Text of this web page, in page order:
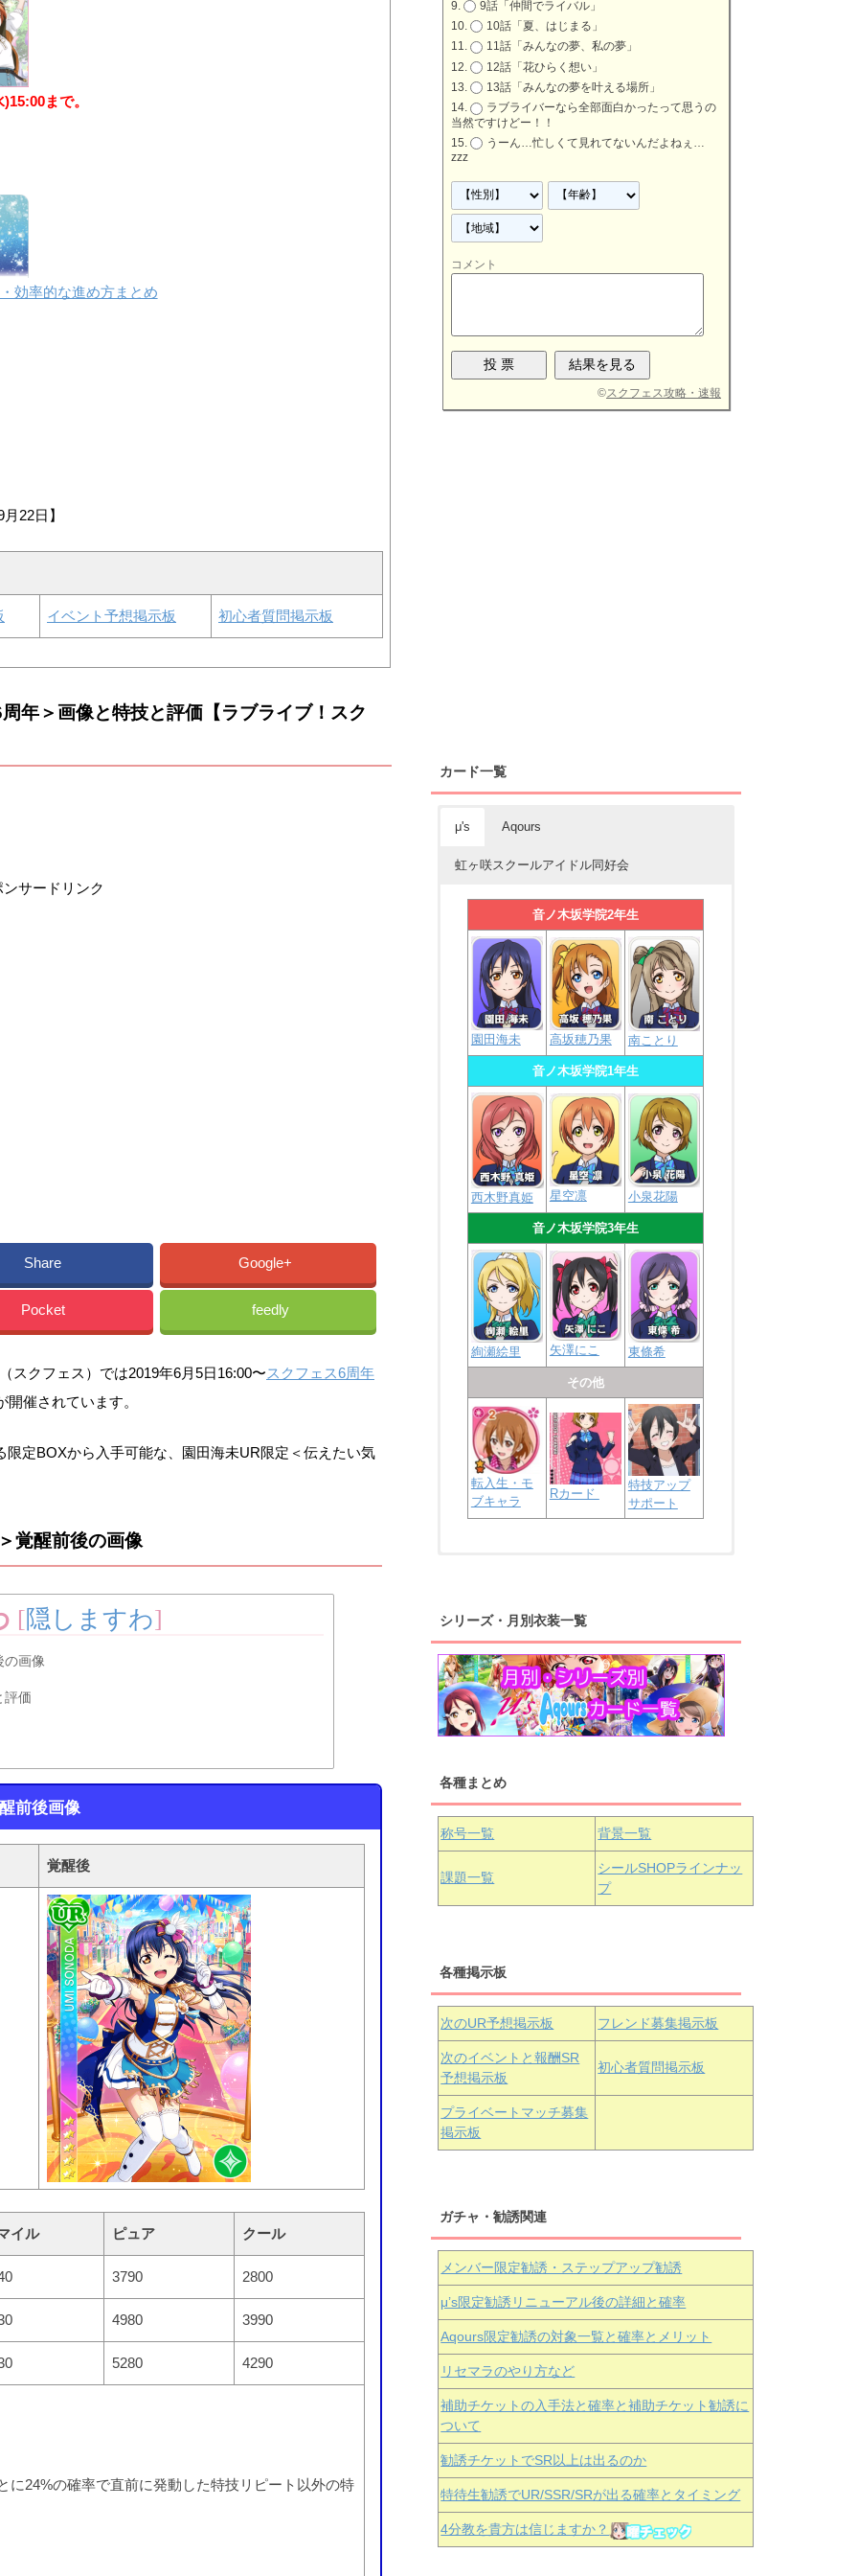
まで。
効率的な進め方まとめ
月22日】
イベント予想掲示板 初心者質問掲示板
年＞画像と特技と評価【ラブライブ！スク
ンサードリンク
Share Google+
Pocket feedly
スクフェス）では2019年6月5日16:00〜スクフェス6周年
催されています。
限定BOXから入手可能な、園田海未UR限定＜伝えたい気
覚醒前後の画像
[隠しますわ]
の画像
評価
前後画像
覚醒後
イル ピュア クール
3790 2800
4980 3990
5280 4290
に24%の確率で直前に発動した特技リピート以外の特
9話「仲間でライバル」
10話「夏、はじまる」
11話「みんなの夢、私の夢」
12話「花ひらく想い」
13話「みんなの夢を叶える場所」
ラブライバーなら全部面白かったって思うの
当然ですけどー！！
うーん…忙しくて見れてないんだよねぇ…
zzz
コメント
©スクフェス攻略・速報
カード一覧
μ's Aqours
虹ヶ咲スクールアイドル同好会
音ノ木坂学院2年生
園田海未 高坂穂乃果 南ことり
音ノ木坂学院1年生
西木野真姫 星空凛 小泉花陽
音ノ木坂学院3年生
絢瀬絵里 矢澤にこ 東條希
その他
転入生・モ
ブキャラ
Rカード
特技アップ
サポート
桜内梨子 高海千歌 渡辺曜
浦の星女学院1年生
津島善子 黒澤ルビィ 国木田花丸
浦の星女学院3年生
黒澤ダイヤ
上原歩夢 宮下愛 優木せつ菜
虹ヶ咲学園1年生
中須かすみ 天王寺璃奈 桜坂しずく
近江彼方
エマ・ヴェ
シリーズ・月別衣装一覧
各種まとめ
称号一覧 背景一覧
課題一覧
シールSHOPラインナッ
プ
各種掲示板
次のUR予想掲示板 フレンド募集掲示板
次のイベントと報酬SR
予想掲示板
初心者質問掲示板
プライベートマッチ募集
掲示板
ガチャ・勧誘関連
メンバー限定勧誘・ステップアップ勧誘
μ’s限定勧誘リニューアル後の詳細と確率
Aqours限定勧誘の対象一覧と確率とメリット
リセマラのやり方など
補助チケットの入手法と確率と補助チケット勧誘に
ついて
勧誘チケットでSR以上は出るのか
特待生勧誘でUR/SSR/SRが出る確率とタイミング
4分教を貴方は信じますか？